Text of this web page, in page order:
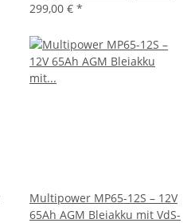
299,00 € *
Multipower MP65-12S – 12V
65Ah AGM Bleiakku mit VdS-